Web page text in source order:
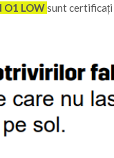
O1 LOWsunt certificați